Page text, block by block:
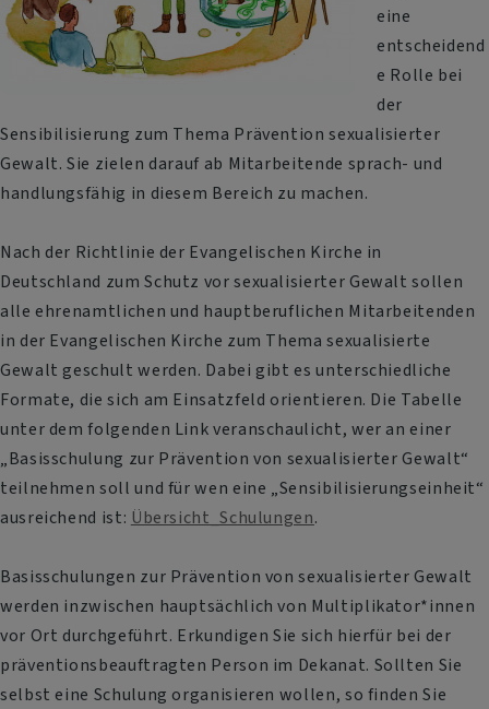
eine
entscheidend
e Rolle bei
der
Sensibilisierung zum Thema Prävention sexualisierter
Gewalt. Sie zielen darauf ab Mitarbeitende sprach- und
handlungsfähig in diesem Bereich zu machen.
Nach der Richtlinie der Evangelischen Kirche in
Deutschland zum Schutz vor sexualisierter Gewalt sollen
alle ehrenamtlichen und hauptberuflichen Mitarbeitenden
in der Evangelischen Kirche zum Thema sexualisierte
Gewalt geschult werden. Dabei gibt es unterschiedliche
Formate, die sich am Einsatzfeld orientieren. Die Tabelle
unter dem folgenden Link veranschaulicht, wer an einer
„Basisschulung zur Prävention von sexualisierter Gewalt“
teilnehmen soll und für wen eine „Sensibilisierungseinheit“
ausreichend ist: Übersicht_Schulungen.
Basisschulungen zur Prävention von sexualisierter Gewalt
werden inzwischen hauptsächlich von Multiplikator*innen
vor Ort durchgeführt. Erkundigen Sie sich hierfür bei der
präventionsbeauftragten Person im Dekanat. Sollten Sie
selbst eine Schulung organisieren wollen, so finden Sie